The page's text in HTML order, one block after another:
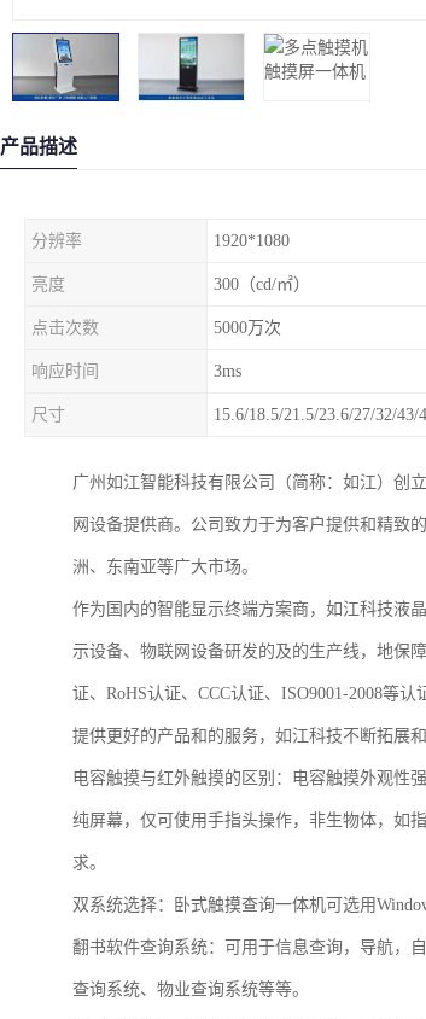
产品描述
分辨率 1920*1080
亮度 300（cd/㎡）
点击次数 5000万次
响应时间 3ms
尺寸 15.6/18.5/21.5/23.6/27/32/43/
广州如江智能科技有限公司（简称：如江）创
网设备提供商。公司致力于为客户提供和精致
洲、东南亚等广大市场。
作为国内的智能显示终端方案商，如江科技液
示设备、物联网设备研发的及的生产线，地保
证、RoHS认证、CCC认证、ISO9001-2008等
提供更好的产品和的服务，如江科技不断拓展
电容触摸与红外触摸的区别：电容触摸外观性
纯屏幕，仅可使用手指头操作，非生物体，如
求。
双系统选择：卧式触摸查询一体机可选用
翻书软件查询系统：可用于信息查询，导航，
查询系统、物业查询系统等等。